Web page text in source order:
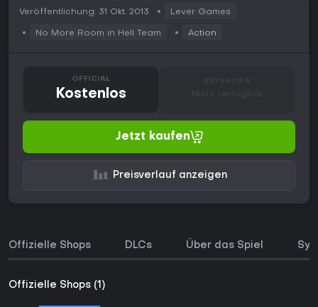
Veröffentlichung: 31 Okt. 2013 Lever Games
No More Room in Hell Team Action
OFFICIAL
Kostenlos Nicht verfügbar
Jetzt kaufen
Preisverlauf anzeigen
Offizielle Shops DLCs Über das Spiel
Offizielle Shops (1)